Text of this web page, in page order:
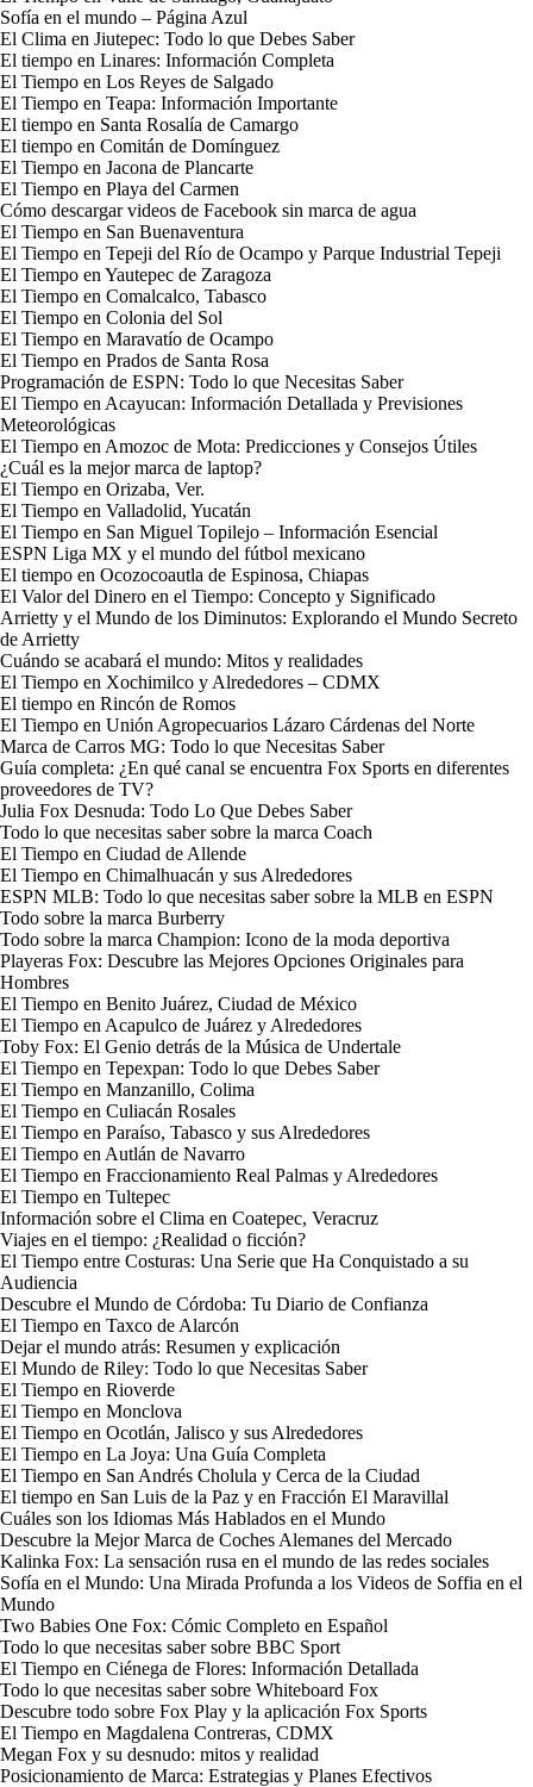
Sofía en el mundo – Página Azul
El Clima en Jiutepec: Todo lo que Debes Saber
El tiempo en Linares: Información Completa
El Tiempo en Los Reyes de Salgado
El Tiempo en Teapa: Información Importante
El tiempo en Santa Rosalía de Camargo
El tiempo en Comitán de Domínguez
El Tiempo en Jacona de Plancarte
El Tiempo en Playa del Carmen
Cómo descargar videos de Facebook sin marca de agua
El Tiempo en San Buenaventura
El Tiempo en Tepeji del Río de Ocampo y Parque Industrial Tepeji
El Tiempo en Yautepec de Zaragoza
El Tiempo en Comalcalco, Tabasco
El Tiempo en Colonia del Sol
El Tiempo en Maravatío de Ocampo
El Tiempo en Prados de Santa Rosa
Programación de ESPN: Todo lo que Necesitas Saber
El Tiempo en Acayucan: Información Detallada y Previsiones
Meteorológicas
El Tiempo en Amozoc de Mota: Predicciones y Consejos Útiles
¿Cuál es la mejor marca de laptop?
El Tiempo en Orizaba, Ver.
El Tiempo en Valladolid, Yucatán
El Tiempo en San Miguel Topilejo – Información Esencial
ESPN Liga MX y el mundo del fútbol mexicano
El tiempo en Ocozocoautla de Espinosa, Chiapas
El Valor del Dinero en el Tiempo: Concepto y Significado
Arrietty y el Mundo de los Diminutos: Explorando el Mundo Secreto
de Arrietty
Cuándo se acabará el mundo: Mitos y realidades
El Tiempo en Xochimilco y Alrededores – CDMX
El tiempo en Rincón de Romos
El Tiempo en Unión Agropecuarios Lázaro Cárdenas del Norte
Marca de Carros MG: Todo lo que Necesitas Saber
Guía completa: ¿En qué canal se encuentra Fox Sports en diferentes
proveedores de TV?
Julia Fox Desnuda: Todo Lo Que Debes Saber
Todo lo que necesitas saber sobre la marca Coach
El Tiempo en Ciudad de Allende
El Tiempo en Chimalhuacán y sus Alrededores
ESPN MLB: Todo lo que necesitas saber sobre la MLB en ESPN
Todo sobre la marca Burberry
Todo sobre la marca Champion: Icono de la moda deportiva
Playeras Fox: Descubre las Mejores Opciones Originales para
Hombres
El Tiempo en Benito Juárez, Ciudad de México
El Tiempo en Acapulco de Juárez y Alrededores
Toby Fox: El Genio detrás de la Música de Undertale
El Tiempo en Tepexpan: Todo lo que Debes Saber
El Tiempo en Manzanillo, Colima
El Tiempo en Culiacán Rosales
El Tiempo en Paraíso, Tabasco y sus Alrededores
El Tiempo en Autlán de Navarro
El Tiempo en Fraccionamiento Real Palmas y Alrededores
El Tiempo en Tultepec
Información sobre el Clima en Coatepec, Veracruz
Viajes en el tiempo: ¿Realidad o ficción?
El Tiempo entre Costuras: Una Serie que Ha Conquistado a su
Audiencia
Descubre el Mundo de Córdoba: Tu Diario de Confianza
El Tiempo en Taxco de Alarcón
Dejar el mundo atrás: Resumen y explicación
El Mundo de Riley: Todo lo que Necesitas Saber
El Tiempo en Rioverde
El Tiempo en Monclova
El Tiempo en Ocotlán, Jalisco y sus Alrededores
El Tiempo en La Joya: Una Guía Completa
El Tiempo en San Andrés Cholula y Cerca de la Ciudad
El tiempo en San Luis de la Paz y en Fracción El Maravillal
Cuáles son los Idiomas Más Hablados en el Mundo
Descubre la Mejor Marca de Coches Alemanes del Mercado
Kalinka Fox: La sensación rusa en el mundo de las redes sociales
Sofía en el Mundo: Una Mirada Profunda a los Videos de Soffia en el
Mundo
Two Babies One Fox: Cómic Completo en Español
Todo lo que necesitas saber sobre BBC Sport
El Tiempo en Ciénega de Flores: Información Detallada
Todo lo que necesitas saber sobre Whiteboard Fox
Descubre todo sobre Fox Play y la aplicación Fox Sports
El Tiempo en Magdalena Contreras, CDMX
Megan Fox y su desnudo: mitos y realidad
Posicionamiento de Marca: Estrategias y Planes Efectivos